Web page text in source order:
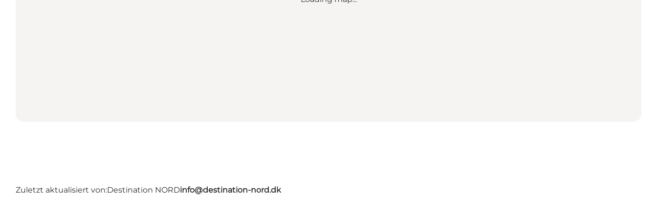
Zuletzt aktualisiert von:Destination NORDinfo@destination-nord.dk